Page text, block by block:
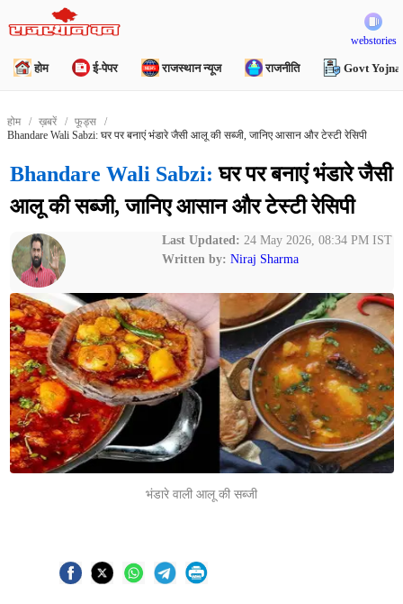
webstories
होम ई-पेपर राजस्थान न्यूज राजनीति Govt Yojna
होम ख़बरें
फूड्स
Bhandare Wali Sabzi: घर पर बनाएं भंडारे जैसी आलू की सब्जी, जानिए आसान और टेस्टी रेसिपी
Bhandare Wali Sabzi: घर पर बनाएं भंडारे जैसी
आलू की सब्जी, जानिए आसान और टेस्टी रेसिपी
Last Updated: 24 May 2026, 08:34 PM IST
Written by: Niraj Sharma
भंडारे वाली आलू की सब्जी